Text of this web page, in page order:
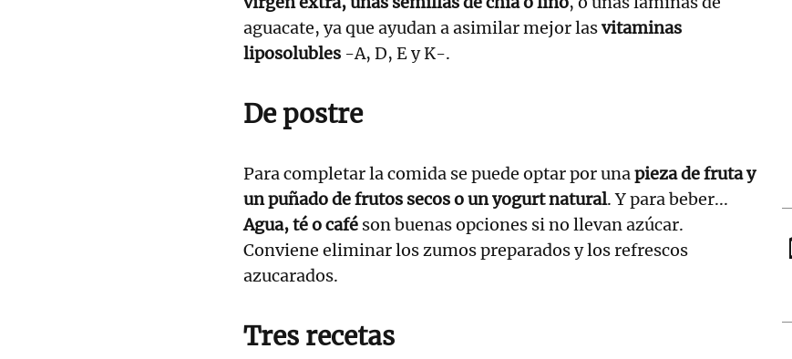
aguacate, ya que ayudan a asimilar mejor lasvitaminas
liposolubles -A, D, E y K-.
De postre
Para completar la comida se puede optar por unapieza de fruta y
un puñado de frutos secos o un yogurt natural. Y para beber...
Agua, té o café son buenas opciones si no llevan azúcar.
Conviene eliminar los zumos preparados y los refrescos
azucarados.
Tres recetas